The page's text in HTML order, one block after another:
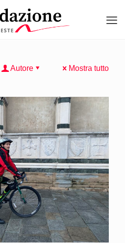
Autore Mostra tutto